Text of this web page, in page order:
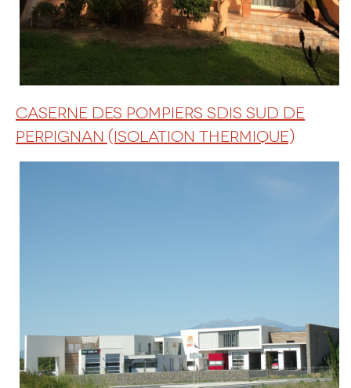
CASERNE DES POMPIERS SDIS SUD DE
PERPIGNAN (ISOLATION THERMIQUE)